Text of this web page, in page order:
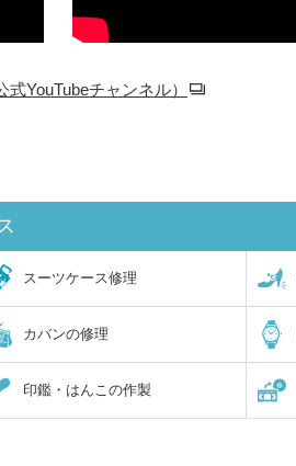
YouTubeチャンネル）
スーツケース修理
カバンの修理
印鑑・はんこの作製